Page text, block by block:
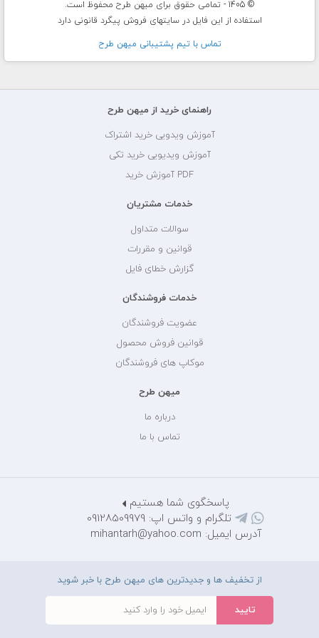
© 1405 - تمامی حقوق برای میهن طرح محفوظ است.
استفاده از این فایل در سایتهای فروش پیگرد قانونی دارد
تماس با تيم پشتيبانی ميهن طرح
راهنمای خرید از میهن طرح
آموزش ویدویی خرید اشتراک
آموزش ویدیویی خرید تکی
PDF آموزش خرید
خدمات مشتریان
سوالات متداول
قوانین و مقررات
گزارش خطای فایل
خدمات فروشندگان
عضویت فروشندگان
قوانین فروش محصول
موکاپ های فروشندگان
میهن طرح
درباره ما
تماس با ما
پاسخگوی شما هستیم
تلگرام و واتس اپ: 09128509979
آدرس ایمیل: mihantarh@yahoo.com
از تخفیف ها و جدیدترین های میهن طرح با خبر شوید